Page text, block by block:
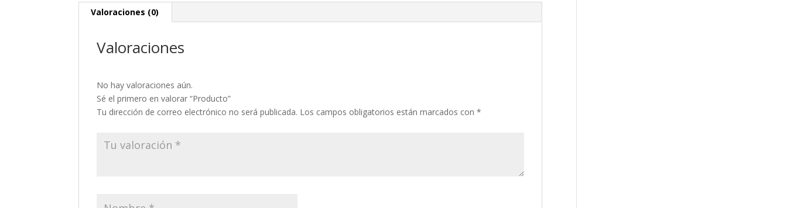
Valoraciones (0)
Valoraciones
No hay valoraciones aún.
Sé el primero en valorar “Producto”
Tu dirección de correo electrónico no será publicada. Los campos obligatorios están marcados con*